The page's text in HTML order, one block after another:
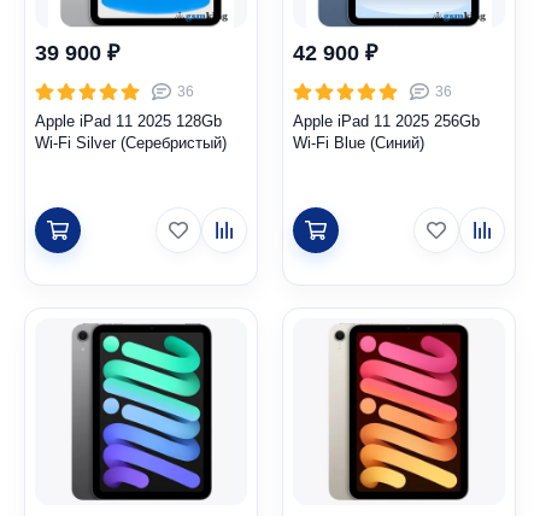
39 900 ₽
36
Apple iPad 11 2025 128Gb
Wi-Fi Silver (Серебристый)
42 900 ₽
36
Apple iPad 11 2025 256Gb
Wi-Fi Blue (Синий)